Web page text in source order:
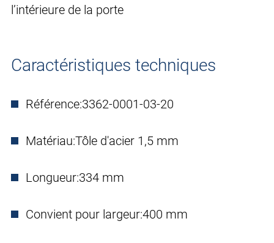
l’intérieure de la porte
Caractéristiques techniques
Référence:3362-0001-03-20
Matériau:Tôle d'acier 1,5 mm
Longueur:334 mm
Convient pour largeur:400 mm